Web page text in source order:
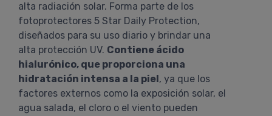
alta radiación solar. Forma parte de los
fotoprotectores 5 Star Daily Protection,
diseñados para su uso diario y brindar una
alta protección UV. Contiene ácido
hialurónico, que proporciona una
hidratación intensa a la piel, ya que los
factores externos como la exposición solar, el
agua salada, el cloro o el viento pueden